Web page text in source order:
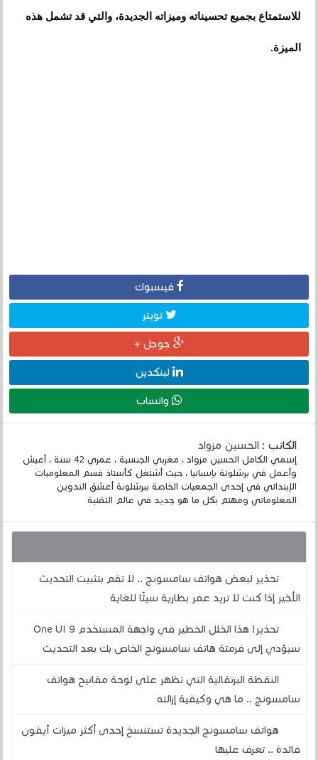
للاستمتاع بجميع تحسيناته وميزاته الجديدة، والتي قد تشمل هذه
الميزة.
فيسبوك
تويتر
جوجل +
لينكدين
واتساب
الكاتب :الحسين مزواد
إسمي الكامل الحسين مزواد ، مغربي الجنسية ، عمري 42 سنة ، أعيش
وأعمل في برشلونة بإسبانيا ، حيث أشتغل كأستاذ قسم المعلوميات
الإبتدائي في إحدى الجمعيات الخاصة ببرشلونة أعشق التدوين
المعلوماتي ومهتم بكل ما هو جديد في عالم التقنية
تحذير لبعض هواتف سامسونج .. لا تقم بتثبيت التحديث
الأخير إذا كنت لا تريد عمر بطارية سيئًا للغاية
تحذير! هذا الخلل الخطير في واجهة المستخدم One UI 9
سيؤدي إلى فرمتة هاتف سامسونج الخاص بك بعد التحديث
النقطة البرتقالية التي تظهر على لوحة مفاتيح هواتف
سامسونج .. ما هي وكيفية إزالته
هواتف سامسونج الجديدة تستنسخ إحدى أكثر ميزات آيفون
فائدة .. تعرف عليها